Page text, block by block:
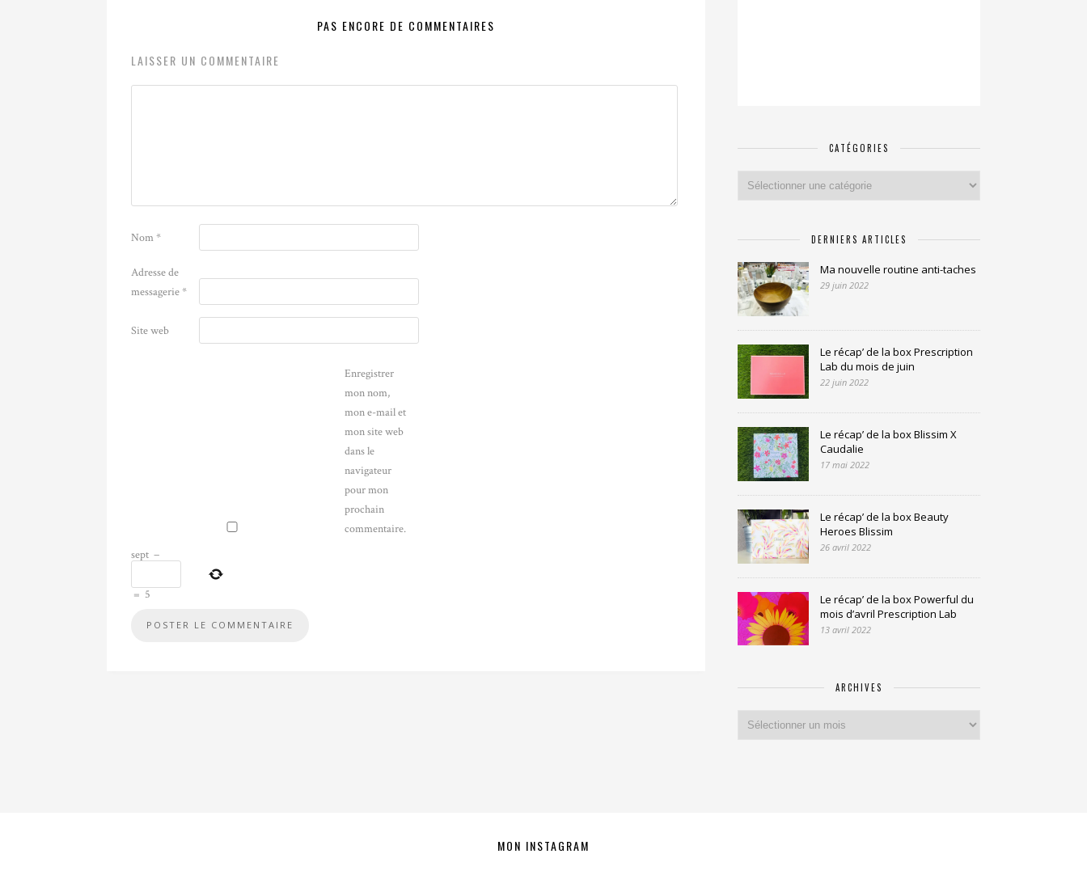
PAS ENCORE DE COMMENTAIRES
LAISSER UN COMMENTAIRE
Nom*
Adresse de
messagerie*
Site web
Enregistrer
mon nom,
mon e-mail et
mon site web
dans le
navigateur
pour mon
prochain
commentaire.
sept −
= 5
CATÉGORIES
DERNIERS ARTICLES
Ma nouvelle routine anti-taches
29 juin 2022
Le récap’ de la box Prescription
Lab du mois de juin
22 juin 2022
Le récap’ de la box Blissim X
Caudalie
17 mai 2022
Le récap’ de la box Beauty
Heroes Blissim
26 avril 2022
Le récap’ de la box Powerful du
mois d’avril Prescription Lab
13 avril 2022
ARCHIVES
MON INSTAGRAM